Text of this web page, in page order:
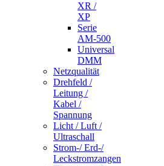
XR /
XP
Serie
AM-500
Universal
DMM
Netzqualität
Drehfeld /
Leitung /
Kabel /
Spannung
Licht / Luft /
Ultraschall
Strom-/ Erd-/
Leckstromzangen